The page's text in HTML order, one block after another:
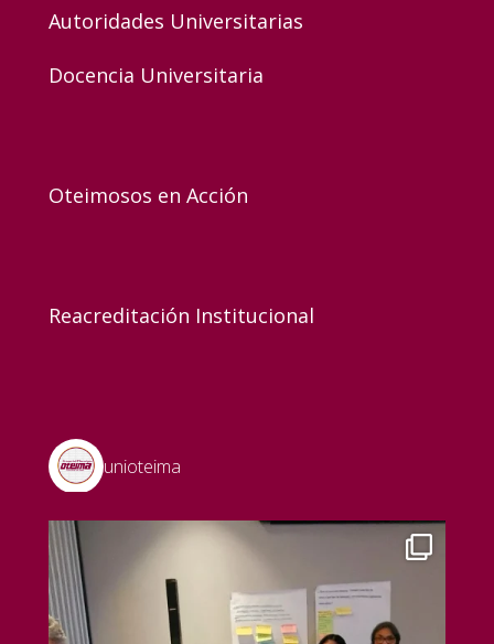
Autoridades Universitarias
Docencia Universitaria
Oteimosos en Acción
Reacreditación Institucional
unioteima